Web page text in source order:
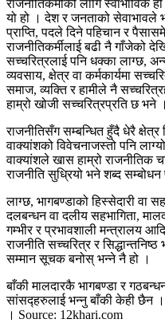
राजनीतिकर्मीको लागि स्वाभाविक
यो हो । देश र जनताको सेवाभावले
प्राप्ति, पदले दिने पहिचान र
राजनीतिकर्मीलाई बढी नै गाँजेको
सच्चरित्रलाई पनि धक्का लाग्छ,
व्यवसाय, क्षेत्र वा कर्मकार्यमा
समाज, व्यक्ति र हामीले नै
हाम्रो खोजी सच्चरित्रप्रति छ भने
राजनीतिसँग सम्बन्धित हुँदै धेरै क्षेत्र
वाक्यांशको विवेचनाजस्तो पनि
वाक्यांशले खास हाम्रो राजनीतिक
राजनीति सुध्रियो भने शब्द
लाग्छ, भागबण्डाको हिस्सेदारी वा
दलबन्धन वा दलीय सहभागिता,
गम्भीर र प्रभावशाली मन्त्रालय
राजनीति सच्चरित्र र
सम्मान सूचक बनोस् भन्ने नै हो ।
बाँकी मालदारकै भागबण्डा र
सांसद्हरुलाई भन्नु बाँकी केही छैन ।
। Source: 12khari.com